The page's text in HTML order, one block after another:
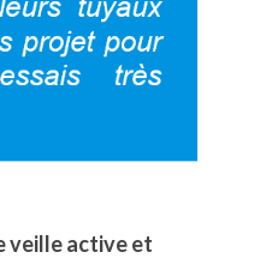
veille active et